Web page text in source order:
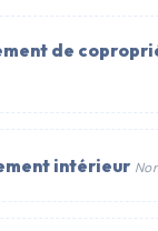
de
intérieur